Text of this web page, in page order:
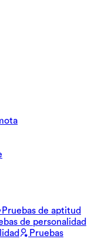
Pruebas de aptitud
de personalidad
Pruebas